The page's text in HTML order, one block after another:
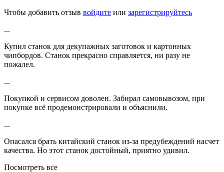
Чтобы добавить отзыв войдите или зарегистрируйтесь
...
Купил станок для декупажных заготовок и картонных
чипбордов. Станок прекрасно справляется, ни разу не
пожалел.
...
Покупкой и сервисом доволен. Забирал самовывозом, при
покупке всё продемонстрировали и объяснили.
...
Опасался брать китайский станок из-за предубеждений насчет
качества. Но этот станок достойный, приятно удивил.
Посмотреть все